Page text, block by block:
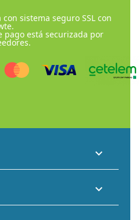
sistema seguro SSL con
pago está securizada por

